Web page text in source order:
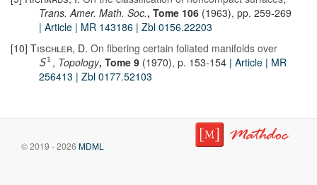
Trans. Amer. Math. Soc., Tome 106 (1963), pp. 259-269
| Article | MR 143186 | Zbl 0156.22203
[10] Tischler, D. On fibering certain foliated manifolds over
S 1 , Topology, Tome 9 (1970), p. 153-154 | Article | MR
256413 | Zbl 0177.52103
© 2019 - 2026 MDML